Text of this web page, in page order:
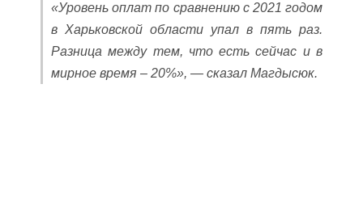
«Уровень оплат по сравнению с 2021 годом
в Харьковской области упал в пять раз.
Разница между тем, что есть сейчас и в
мирное время – 20%», — сказал Магдысюк.